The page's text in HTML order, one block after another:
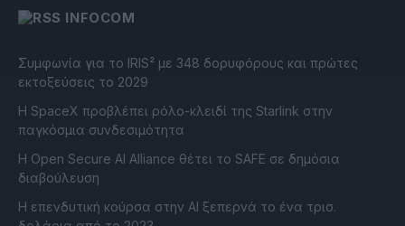
INFOCOM
Συμφωνία για το IRIS² με 348 δορυφόρους και πρώτες
εκτοξεύσεις το 2029
Η SpaceX προβλέπει ρόλο-κλειδί της Starlink στην
παγκόσμια συνδεσιμότητα
Η Open Secure AI Alliance θέτει το SAFE σε δημόσια
διαβούλευση
Η επενδυτική κούρσα στην AI ξεπερνά το ένα τρισ.